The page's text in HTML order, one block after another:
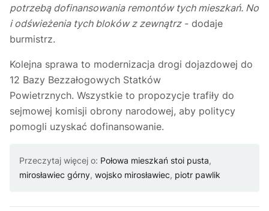
potrzebą dofinansowania remontów tych mieszkań. No
i odświeżenia tych bloków z zewnątrz- dodaje
burmistrz.
Kolejna sprawa to modernizacja drogi dojazdowej do
12 Bazy Bezzałogowych Statków
Powietrznych. Wszystkie to propozycje trafiły do
sejmowej komisji obrony narodowej, aby politycy
pomogli uzyskać dofinansowanie.
Przeczytaj więcej o: Połowa mieszkań stoi pusta,
mirosławiec górny, wojsko mirosławiec, piotr pawlik